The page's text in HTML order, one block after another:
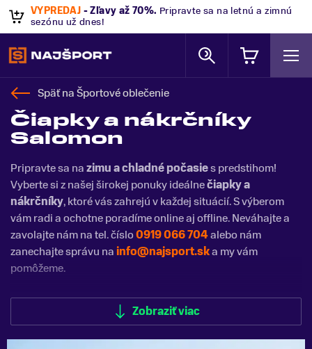
VÝPREDAJ - Zľavy až 70%. Pripravte sa na letnú a zimnú
sezónu už dnes!
Späť naŠportové oblečenie
Čiapky a nákrčníky
Salomon
Pripravte sa nazimu a chladné počasies predstihom!
Vyberte si z našej širokej ponuky ideálnečiapky a
nákrčníky, ktoré vás zahrejú v každej situácií. S výberom
vám radi a ochotne poradíme online aj offline. Neváhajte a
zavolajte nám na tel. číslo0919 066 704alebo nám
zanechajte správu nainfo@najsport.ska my vám
pomôžeme.
Zobraziť viac
Zobraziť menej